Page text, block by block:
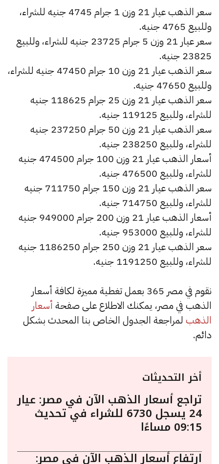
سعر الذهب عيار 21 وزن 1 جرام 4745 جنيه للشراء،
وللبيع 4765 جنيه.
سعر عيار 21 وزن 5 جرام 23725 جنيه للشراء، وللبيع
23825 جنيه.
سعر الذهب عيار 21 وزن 10 جرام 47450 جنيه للشراء،
وللبيع 47650 جنيه.
سعر الذهب عيار 21 وزن 25 جرام 118625 جنيه
للشراء، وللبيع 119125 جنيه.
سعر الذهب عيار 21 وزن 50 جرام 237250 جنيه
للشراء، وللبيع 238250 جنيه.
أسعار الذهب عيار 21 وزن 100 جرام 474500 جنيه
للشراء، وللبيع 476500 جنيه.
سعر الذهب عيار 21 وزن 150 جرام 711750 جنيه
للشراء، وللبيع 714750 جنيه.
أسعار الذهب عيار 21 وزن 200 جرام 949000 جنيه
للشراء، وللبيع 953000 جنيه.
سعر الذهب عيار 21 وزن 250 جرام 1186250 جنيه
للشراء، وللبيع 1191250 جنيه.
نقوم في مصر 365 بعمل تغطية مميزة لكافة أسعار
الذهب في مصر، يمكنك الاطلاع على صفحة أسعار
الذهب لمراجعة الجدول الخاص بنا المحدث بشكل
دائم.
أخر التحديثات
تراجع أسعار الذهب الآن في مصر: عيار
24 يسجل 6730 للشراء في تحديث
09:15 مساءًا
ارتفاع أسعار الذهب الآن في مصر: